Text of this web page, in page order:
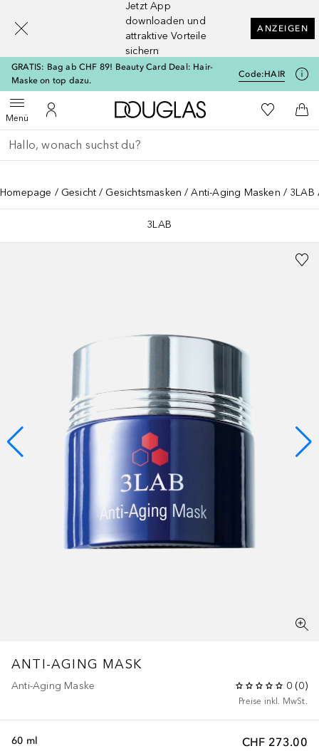
Jetzt App
downloaden und
attraktive Vorteile
sichern
ANZEIGEN
GRATIS: Bag ab CHF 89! Beauty Card Deal: Hair-
Maske on top dazu.
Code:HAIR
MenüMenü öffnenZu Meinem Kundenkonto
Zur Douglas Startseite
Zu Meiner
Gehe zurück
Suche ausführen
Homepage Gesicht Gesichtsmasken Anti-Aging Masken 3LAB
3LAB
ANTI-AGING MASK
Anti-Aging Maske 0 (0)
Preise inkl. MwSt.
CHF 273.00
60 ml
[navigation.slideout.screenreader]